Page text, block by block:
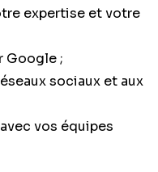
expertise et votre
Google ;
sociaux et aux
vos équipes